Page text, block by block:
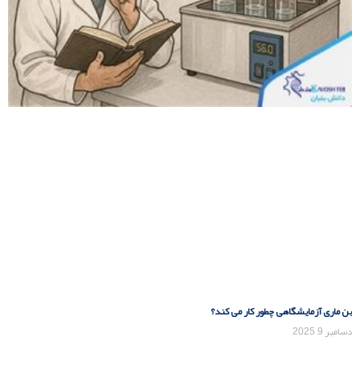
بن ماری آزمایشگاهی چطور کار می کند؟
دسامبر 9, 2025